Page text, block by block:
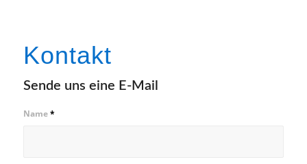
Kontakt
Sende uns eine E-Mail
Name*